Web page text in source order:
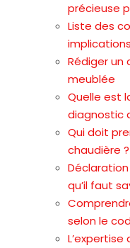
précieuse
Liste des
Rédiger un
meublée
Quelle est
diagnostic
Qui doit
chaudière ?
qu’il faut
selon le